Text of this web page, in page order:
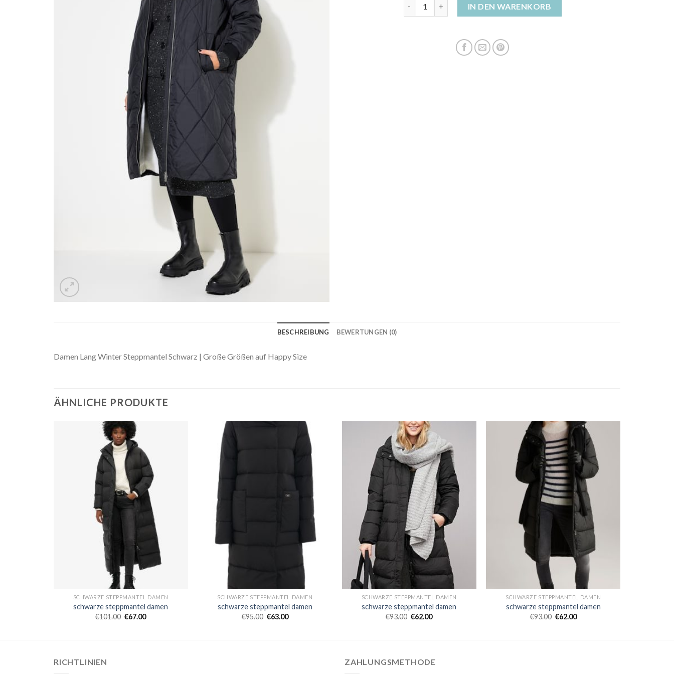
IN DEN WARENKORB
BESCHREIBUNG BEWERTUNGEN (0)
Damen Lang Winter Steppmantel Schwarz | Große Größen auf Happy Size
ÄHNLICHE PRODUKTE
SCHWARZE STEPPMANTEL DAMEN
schwarze steppmantel damen
€101.00 €67.00
SCHWARZE STEPPMANTEL DAMEN
schwarze steppmantel damen
€95.00 €63.00
SCHWARZE STEPPMANTEL DAMEN
schwarze steppmantel damen
€93.00 €62.00
SCHWARZE STEPPMANTEL DAMEN
schwarze steppmantel damen
€93.00 €62.00
RICHTLINIEN ZAHLUNGSMETHODE